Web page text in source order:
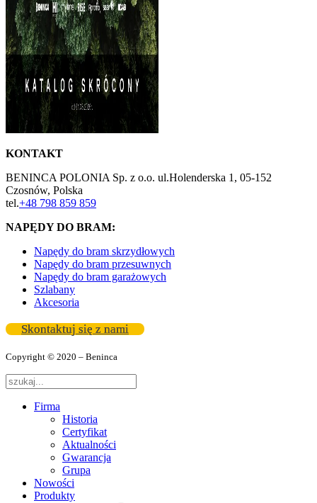
KONTAKT
BENINCA POLONIA Sp. z o.o. ul.Holenderska 1, 05-152
Czosnów, Polska
tel.+48 798 859 859
NAPĘDY DO BRAM:
Napędy do bram skrzydłowych
Napędy do bram przesuwnych
Napędy do bram garażowych
Szlabany
Akcesoria
Skontaktuj się z nami
Copyright © 2020 – Beninca
Firma
Historia
Certyfikat
Aktualności
Gwarancja
Grupa
Nowości
Produkty